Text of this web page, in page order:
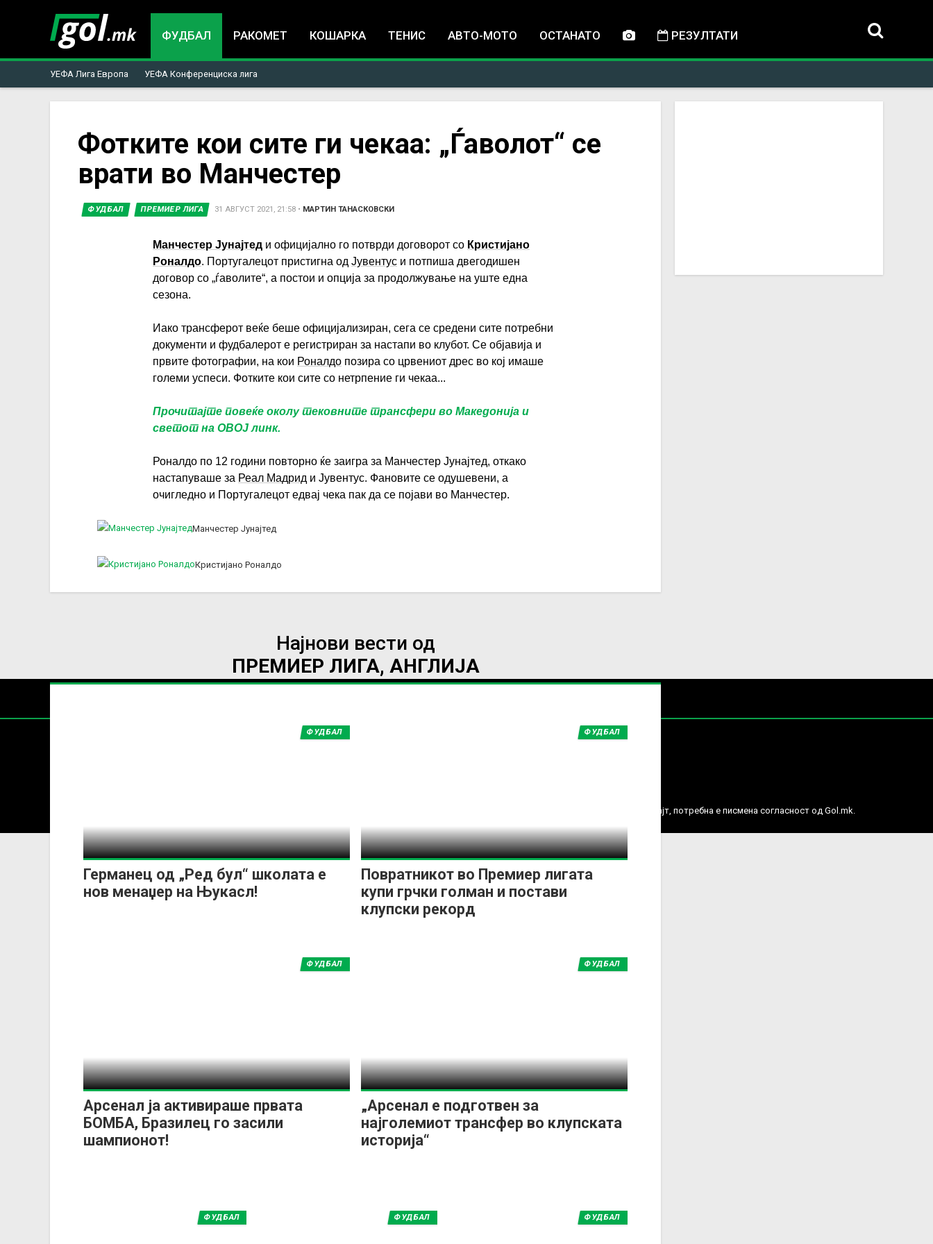
ФУДБАЛ РАКОМЕТ КОШАРКА ТЕНИС АВТО-МОТО ОСТАНАТО РЕЗУЛТАТИ
УЕФА Лига Европа УЕФА Конференциска лига
here
Фотките кои сите ги чекаа: „Ѓаволот“ се
врати во Манчестер
ФУДБАЛ ПРЕМИЕР ЛИГА 31 АВГУСТ 2021, 21:58• МАРТИН ТАНАСКОВСКИ
Манчестер Јунајтед и официјално го потврди договорот со Кристијано
Роналдо. Португалецот пристигна од Јувентус и потпиша двегодишен
договор со „ѓаволите“, а постои и опција за продолжување на уште една
сезона.
Иако трансферот веќе беше официјализиран, сега се средени сите потребни
документи и фудбалерот е регистриран за настапи во клубот. Се објавија и
првите фотографии, на кои Роналдо позира со црвениот дрес во кој имаше
големи успеси. Фотките кои сите со нетрпение ги чекаа...
Прочитајте повеќе околу тековните трансфери во Македонија и
светот на ОВОЈ линк.
Роналдо по 12 години повторно ќе заигра за Манчестер Јунајтед, откако
настапуваше за Реал Мадрид и Јувентус. Фановите се одушевени, а
очигледно и Португалецот едвај чека пак да се појави во Манчестер.
Манчестер Јунајтед
Кристијано Роналдо
Најнови вести од
ПРЕМИЕР ЛИГА, АНГЛИЈА
Германец од „Ред бул“ школата е
нов менаџер на Њукасл!
ФУДБАЛ
Повратникот во Премиер лигата
купи грчки голман и постави
клупски рекорд
ФУДБАЛ
Арсенал ја активираше првата
БОМБА, Бразилец го засили
шампионот!
ФУДБАЛ
„Арсенал е подготвен за
најголемиот трансфер во клупската
историја“
ФУДБАЛ
ФУДБАЛ ФУДБАЛ ФУДБАЛ
За секоја форма на распространување, репродукција или комерцијална употреба на текстови, фотографии или податоци од овој веб сајт, потребна е писмена согласност од Gol.mk.